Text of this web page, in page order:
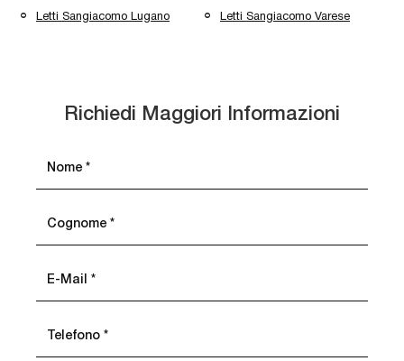
Letti Sangiacomo Lugano Letti Sangiacomo Varese
Richiedi Maggiori Informazioni